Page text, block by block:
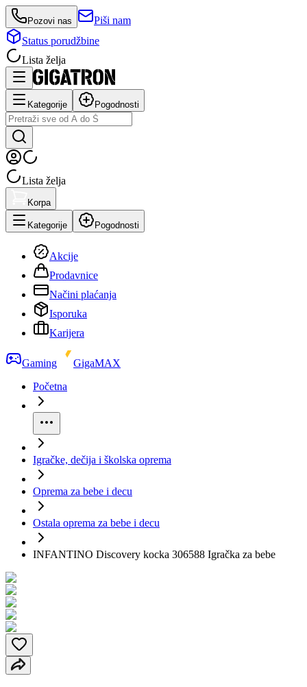
Pozovi nas
Piši nam
Status porudžbine
Lista želja
Kategorije Pogodnosti
Lista želja
Korpa
Kategorije Pogodnosti
Akcije
Prodavnice
Načini plaćanja
Isporuka
Karijera
Gaming
GigaMAX
Početna
Igračke, dečija i školska oprema
Oprema za bebe i decu
Ostala oprema za bebe i decu
INFANTINO Discovery kocka 306588 Igračka za bebe